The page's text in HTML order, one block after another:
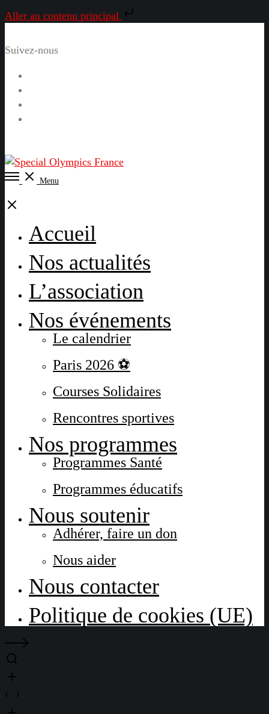
Aller au contenu principal
Suivez-nous
Open
Menu
Close
Accueil
Nos actualités
L’association
Nos événements
Le calendrier
Paris 2026 ⚽
Courses Solidaires
Rencontres sportives
Nos programmes
Programmes Santé
Programmes éducatifs
Nous soutenir
Adhérer, faire un don
Nous aider
Nous contacter
Politique de cookies (UE)